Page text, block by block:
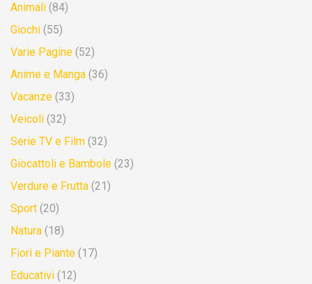
Animali (84)
Giochi (55)
Varie Pagine (52)
Anime e Manga (36)
Vacanze (33)
Veicoli (32)
Serie TV e Film (32)
Giocattoli e Bambole (23)
Verdure e Frutta (21)
Sport (20)
Natura (18)
Fiori e Piante (17)
Educativi (12)